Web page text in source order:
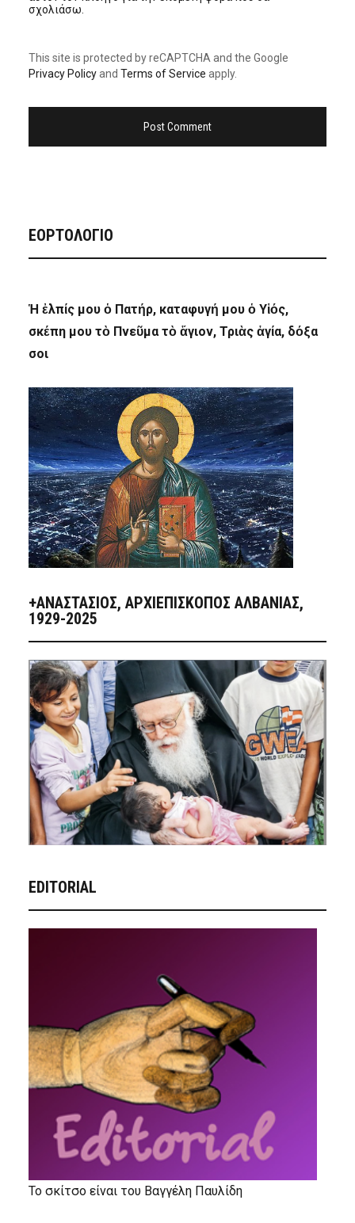
σχολιάσω.
This site is protected by reCAPTCHA and the Google
Privacy Policyand Terms of Service apply.
ΕΟΡΤΟΛΟΓΙΟ
Ἡ ἐλπίς μου ὁ Πατήρ, καταφυγή μου ὁ Υἱός,
σκέπη μου τὸ Πνεῦμα τὸ ἅγιον, Τριὰς ἁγία, δόξα
σοι
+ΑΝΑΣΤΆΣΙΟΣ, ΑΡΧΙΕΠΊΣΚΟΠΟΣ ΑΛΒΑΝΊΑΣ,
1929-2025
EDITORIAL
Το σκίτσο είναι του Βαγγέλη Παυλίδη